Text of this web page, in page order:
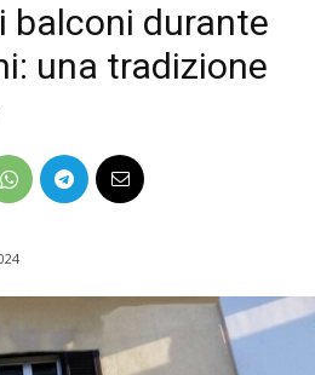
balconi durante
una tradizione